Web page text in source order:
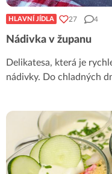
HLAVNÍ JÍDLA 27 4
Nádivka v županu
Delikatesa, která je
nádivky. Do chladných